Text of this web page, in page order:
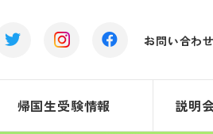
お問い合わせ
帰国生受験情報 説明